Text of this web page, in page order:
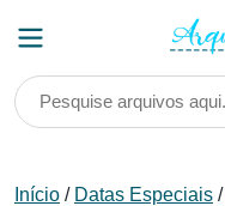
Início / Datas Especiais /